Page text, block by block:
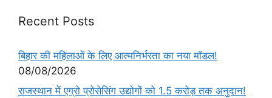
Recent Posts
बिहार की महिलाओं के लिए आत्मनिर्भरता का नया मॉडल!
08/08/2026
राजस्थान में एग्रो प्रोसेसिंग उद्योगों को 1.5 करोड़ तक अनुदान!